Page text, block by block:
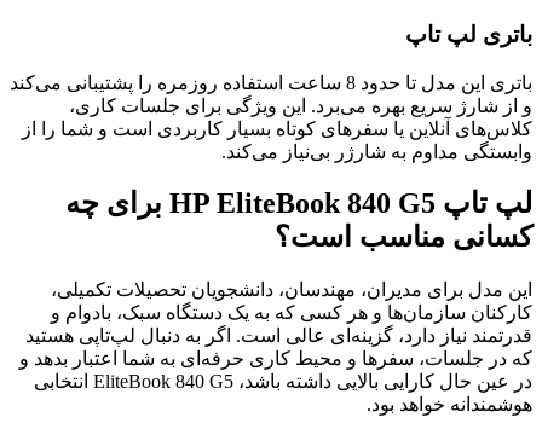
باتری لپ تاپ
باتری این مدل تا حدود 8 ساعت استفاده روزمره را پشتیبانی می‌کند
و از شارژ سریع بهره می‌برد. این ویژگی برای جلسات کاری،
کلاس‌های آنلاین یا سفرهای کوتاه بسیار کاربردی است و شما را از
وابستگی مداوم به شارژر بی‌نیاز می‌کند.
لپ تاپ HP EliteBook 840 G5 برای چه
کسانی مناسب است؟
این مدل برای مدیران، مهندسان، دانشجویان تحصیلات تکمیلی،
کارکنان سازمان‌ها و هر کسی که به یک دستگاه سبک، بادوام و
قدرتمند نیاز دارد، گزینه‌ای عالی است. اگر به دنبال لپ‌تاپی هستید
که در جلسات، سفرها و محیط کاری حرفه‌ای به شما اعتبار بدهد و
در عین حال کارایی بالایی داشته باشد، EliteBook 840 G5 انتخابی
هوشمندانه خواهد بود.